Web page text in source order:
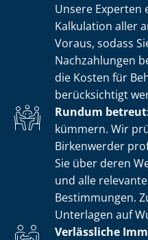
Unsere Experten
Kalkulation aller
Voraus, sodass
Nachzahlungen
die Kosten für
berücksichtigt
Rundum
kümmern. Wir
Birkenwerder
Sie über deren
und alle
Bestimmungen.
Unterlagen auf
Verlässliche